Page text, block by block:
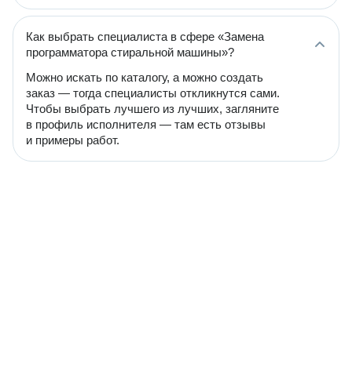
Как выбрать специалиста в сфере «Замена
программатора стиральной машины»?
Можно искать по каталогу, а можно создать
заказ — тогда специалисты откликнутся сами.
Чтобы выбрать лучшего из лучших, загляните
в профиль исполнителя — там есть отзывы
и примеры работ.